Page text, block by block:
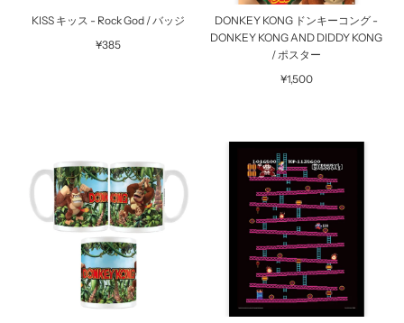
KISS キッス - Rock God / バッジ
¥385
DONKEY KONG ドンキーコング -
DONKEY KONG AND DIDDY KONG
/ ポスター
¥1,500